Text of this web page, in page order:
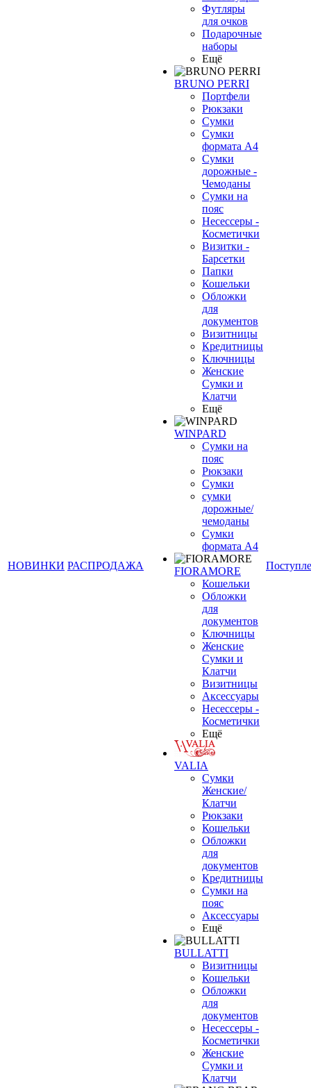
НОВИНКИ РАСПРОДАЖА
Футляры
для очков
Подарочные
наборы
Ещё
BRUNO PERRI
Портфели
Рюкзаки
Сумки
Сумки
формата А4
Сумки
дорожные -
Чемоданы
Сумки на
пояс
Несессеры -
Косметички
Визитки -
Барсетки
Папки
Кошельки
Обложки
для
документов
Визитницы
Кредитницы
Ключницы
Женские
Сумки и
Клатчи
Ещё
WINPARD
Сумки на
пояс
Рюкзаки
Сумки
сумки
дорожные/
чемоданы
Сумки
формата А4
FIORAMORE
Кошельки
Обложки
для
документов
Ключницы
Женские
Сумки и
Клатчи
Визитницы
Аксессуары
Несессеры -
Косметички
Ещё
VALIA
Сумки
Женские/
Клатчи
Рюкзаки
Кошельки
Обложки
для
документов
Кредитницы
Сумки на
пояс
Аксессуары
Ещё
BULLATTI
Визитницы
Кошельки
Обложки
для
документов
Несессеры -
Косметички
Женские
Сумки и
Клатчи